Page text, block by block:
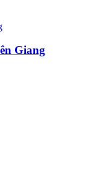
Giang